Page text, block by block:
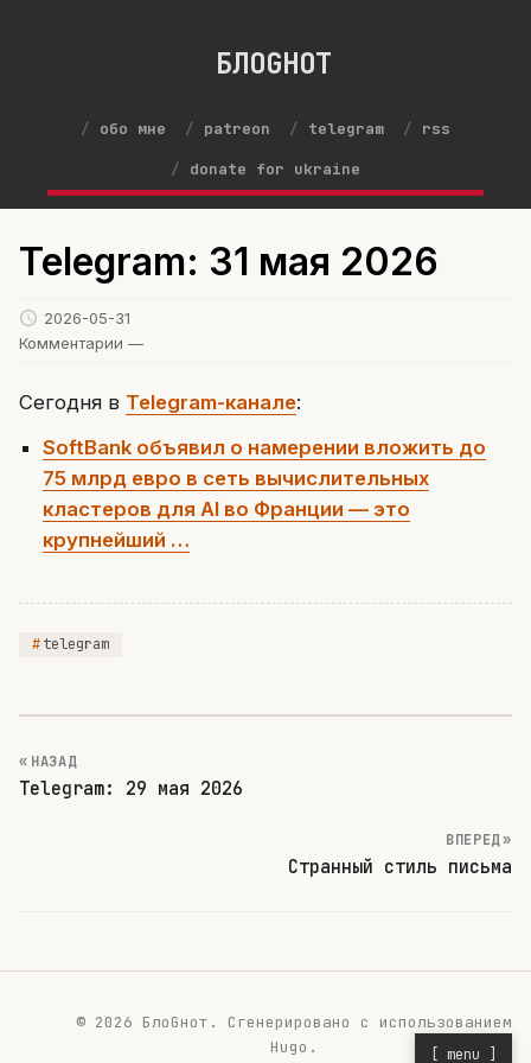
БЛОGНОТ
обо мне patreon telegram
rss
donate for ukraine
Telegram: 31 мая 2026
2026-05-31
Комментарии —
Сегодня в Telegram-канале:
SoftBank объявил о намерении вложить до
75 млрд евро в сеть вычислительных
кластеров для AI во Франции — это
крупнейший …
telegram
« НАЗАД
Telegram: 29 мая 2026
ВПЕРЕД »
Странный стиль письма
[ menu ]
© 2026 БлоGнот. Сгенерировано с использованием
Hugo .